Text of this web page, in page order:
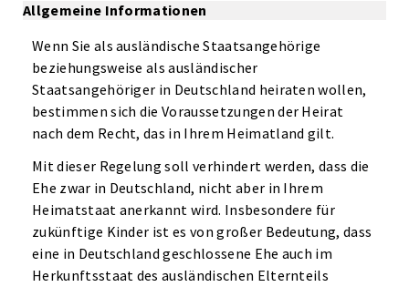
Allgemeine Informationen
Wenn Sie als ausländische Staatsangehörige
beziehungsweise als ausländischer
Staatsangehöriger in Deutschland heiraten wollen,
bestimmen sich die Voraussetzungen der Heirat
nach dem Recht, das in Ihrem Heimatland gilt.
Mit dieser Regelung soll verhindert werden, dass die
Ehe zwar in Deutschland, nicht aber in Ihrem
Heimatstaat anerkannt wird. Insbesondere für
zukünftige Kinder ist es von großer Bedeutung, dass
eine in Deutschland geschlossene Ehe auch im
Herkunftsstaat des ausländischen Elternteils